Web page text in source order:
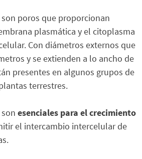
poros que proporcionan
plasmática y el citoplasma
Con diámetros externos que
y se extienden a lo ancho de
presentes en algunos grupos de
terrestres.
esenciales para el crecimiento
el intercambio intercelular de